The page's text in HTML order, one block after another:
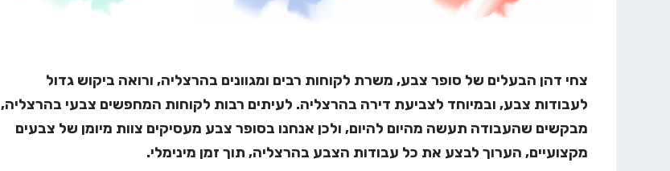
צחי דהן הבעלים של סופר צבע, משרת לקוחות רבים ומגוונים בהרצליה, ורואה ביקוש גדול
לעבודות צבע, ובמיוחד לצביעת דירה בהרצליה. לעיתים רבות לקוחות המחפשים צבעי בהרצליה,
מבקשים שהעבודה תעשה מהיום להיום, ולכן אנחנו בסופר צבע מעסיקים צוות מיומן של צבעים
מקצועיים, הערוך לבצע את כל עבודות הצבע בהרצליה, תוך זמן מינימלי.